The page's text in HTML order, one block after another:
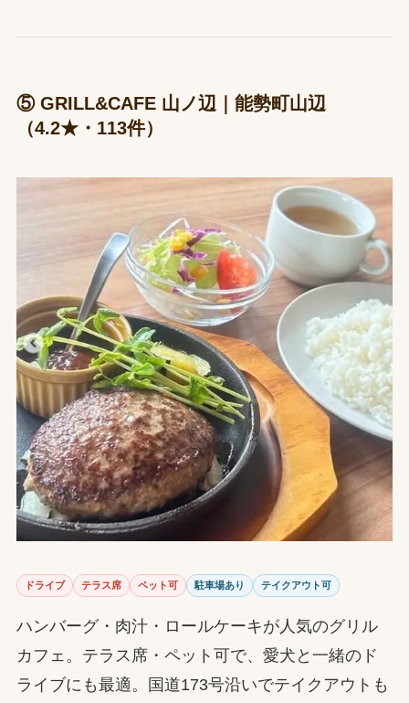
⑤ GRILL&CAFE 山ノ辺｜能勢町山辺
（4.2★・113件）
ドライブ テラス席 ペット可 駐車場あり テイクアウト可
ハンバーグ・肉汁・ロールケーキが人気のグリル
カフェ。テラス席・ペット可で、愛犬と一緒のド
ライブにも最適。国道173号沿いでテイクアウトも